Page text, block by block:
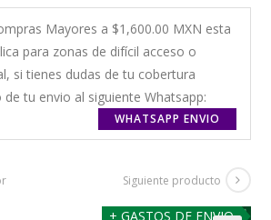
Mayores a $1,600.00 MXN esta
para zonas de difícil acceso o
si tienes dudas de tu cobertura
tu envio al siguiente Whatsapp:
WHATSAPP ENVIO
Siguiente producto
+ GASTOS DE ENVIO